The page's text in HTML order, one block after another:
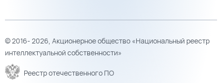
© 2016- 2026, Акционерное общество «Национальный реестр
интеллектуальной собственности»
Реестр отечественного ПО